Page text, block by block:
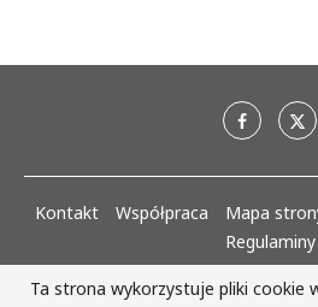
Kontakt Współpraca Mapa
Regulaminy
AlejaKobiet.pl @2020 - 2023 Wszystkie
Ta strona wykorzystuje pliki cookie